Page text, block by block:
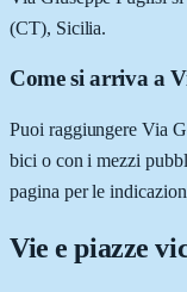
(CT), Sicilia.
Come si arriva a
Puoi raggiungere Via
bici o con i mezzi
pagina per le
Vie e piazze